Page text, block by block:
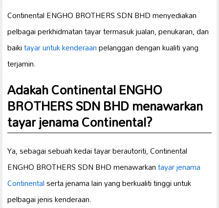
Continental ENGHO BROTHERS SDN BHD menyediakan
pelbagai perkhidmatan tayar termasuk jualan, penukaran, dan
baikitayar untuk kenderaanpelanggan dengan kualiti yang
terjamin.
Adakah Continental ENGHO
BROTHERS SDN BHD menawarkan
tayar jenama Continental?
Ya, sebagai sebuah kedai tayar berautoriti, Continental
ENGHO BROTHERS SDN BHD menawarkantayar jenama
Continentalserta jenama lain yang berkualiti tinggi untuk
pelbagai jenis kenderaan.